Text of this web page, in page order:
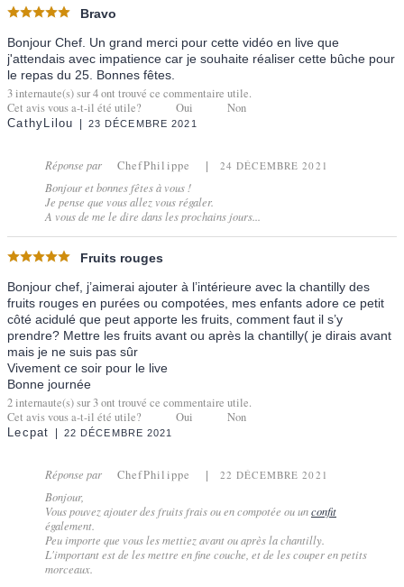
Bravo
Bonjour Chef. Un grand merci pour cette vidéo en live que
j'attendais avec impatience car je souhaite réaliser cette bûche pour
le repas du 25. Bonnes fêtes.
3internaute(s) sur4ont trouvé ce commentaire utile.
Cet avis vous a-t-il été utile?
Oui Non
CathyLilou 23 DÉCEMBRE 2021
Réponse par ChefPhilippe 24 DÉCEMBRE 2021
Bonjour et bonnes fêtes à vous !
Je pense que vous allez vous régaler.
A vous de me le dire dans les prochains jours...
Fruits rouges
Bonjour chef, j’aimerai ajouter à l’intérieure avec la chantilly des
fruits rouges en purées ou compotées, mes enfants adore ce petit
côté acidulé que peut apporte les fruits, comment faut il s’y
prendre? Mettre les fruits avant ou après la chantilly( je dirais avant
mais je ne suis pas sûr
Vivement ce soir pour le live
Bonne journée
2internaute(s) sur3ont trouvé ce commentaire utile.
Cet avis vous a-t-il été utile?
Oui Non
Lecpat 22 DÉCEMBRE 2021
Réponse par ChefPhilippe 22 DÉCEMBRE 2021
Bonjour,
Vous pouvez ajouter des fruits frais ou en compotée ou unconfit
également.
Peu importe que vous les mettiez avant ou après la chantilly.
L'important est de les mettre en fine couche, et de les couper en petits
morceaux.